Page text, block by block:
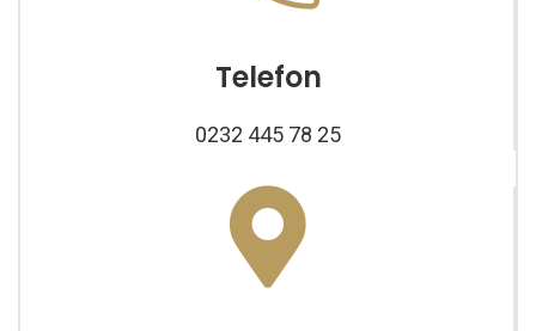
Telefon
0232 445 78 25